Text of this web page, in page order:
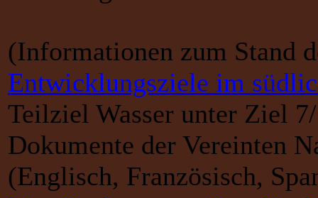
(Informationen zum Stand
Entwicklungsziele im
Teilziel Wasser unter Ziel 7/
Dokumente der Vereinten
(Englisch, Französisch,